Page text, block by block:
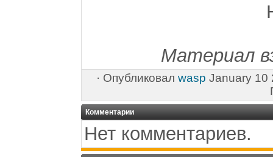
Материал
· Опубликовал wasp January 10
Комментарии
Нет комментариев.